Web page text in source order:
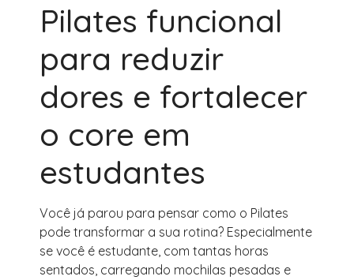
Pilates funcional
para reduzir
dores e fortalecer
o core em
estudantes
Você já parou para pensar como o Pilates
pode transformar a sua rotina? Especialmente
se você é estudante, com tantas horas
sentados, carregando mochilas pesadas e